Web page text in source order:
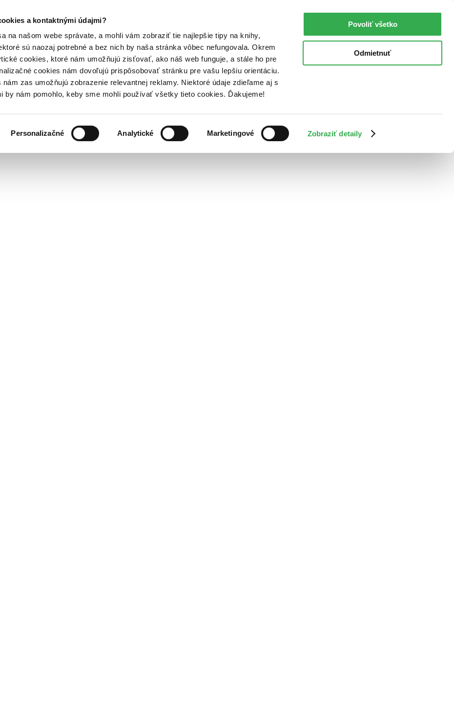
a kontaktnými údajmi?
na našom webe správate, a mohli vám zobraziť tie najlepšie tipy na knihy,
sú naozaj potrebné a bez nich by naša stránka vôbec nefungovala. Okrem
cookies, ktoré nám umožňujú zisťovať, ako náš web funguje, a stále ho pre
cookies nám dovoľujú prispôsobovať stránku pre vašu lepšiu orientáciu.
zas umožňujú zobrazenie relevantnej reklamy. Niektoré údaje zdieľame aj s
by nám pomohlo, keby sme mohli používať všetky tieto cookies. Ďakujeme!
Personalizačné Analytické Marketingové Zobraziť detaily
Povoliť všetko
Odmietnuť